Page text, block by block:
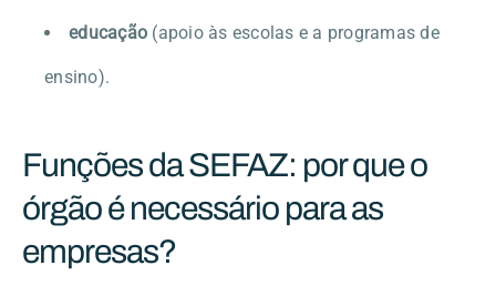
educação (apoio às escolas e a programas de
ensino).
Funções da SEFAZ: por que o
órgão é necessário para as
empresas?